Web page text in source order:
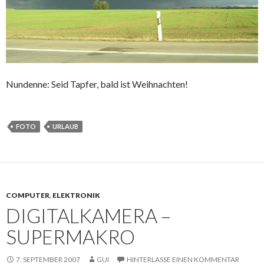
Nundenne: Seid Tapfer, bald ist Weihnachten!
FOTO URLAUB
COMPUTER, ELEKTRONIK
DIGITALKAMERA –
SUPERMAKRO
7. SEPTEMBER 2007 GUI HINTERLASSE EINEN KOMMENTAR